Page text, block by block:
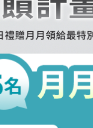
後脫皮是正常嗎？
玻尿酸等）幫助舒緩與
A的耐受度，再斟酌是
並避免使用其他含有調
為什麼反而長更多
泌與代謝老廢角質的成